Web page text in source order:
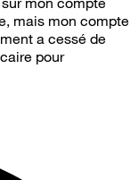
mais mon compte
a cessé de
pour